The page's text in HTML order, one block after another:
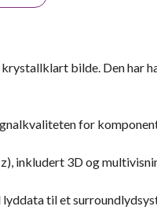
bilde. Den har
for
inkludert 3D og
til et